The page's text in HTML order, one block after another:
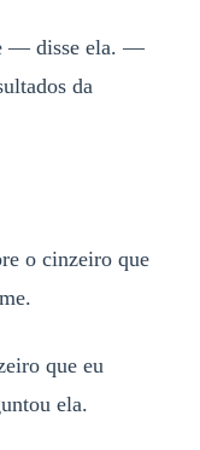
— disse ela. —
da
o cinzeiro que
que eu
ela.